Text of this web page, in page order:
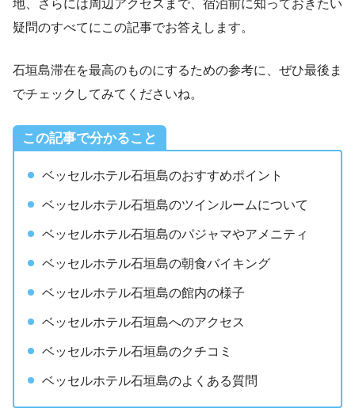
地、さらには周辺アクセスまで、宿泊前に知っておきたい
疑問のすべてにこの記事でお答えします。
石垣島滞在を最高のものにするための参考に、ぜひ最後ま
でチェックしてみてくださいね。
この記事で分かること
ベッセルホテル石垣島のおすすめポイント
ベッセルホテル石垣島のツインルームについて
ベッセルホテル石垣島のパジャマやアメニティ
ベッセルホテル石垣島の朝食バイキング
ベッセルホテル石垣島の館内の様子
ベッセルホテル石垣島へのアクセス
ベッセルホテル石垣島のクチコミ
ベッセルホテル石垣島のよくある質問